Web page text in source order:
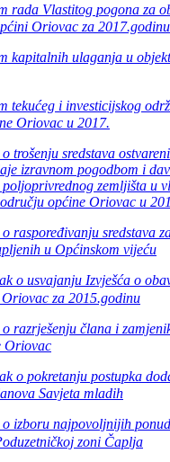
rada Vlastitog pogona za
Oriovac za 2017.godinu
kapitalnih ulaganja u
tekućeg i investicijskog
Oriovac u 2017.
trošenju sredstava
izravnom pogodbom i
zemljišta u
općine Oriovac u
raspoređivanju sredstava
u Općinskom vijeću
o usvajanju Izvješća o
za 2015.godinu
razrješenju člana i
Oriovac
o pokretanju postupka
Savjeta mladih
izboru najpovoljnijih
zoni Čaplja